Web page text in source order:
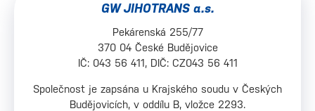
GW JIHOTRANS a.s.
Pekárenská 255/77
370 04 České Budějovice
IČ: 043 56 411, DIČ: CZ043 56 411
Společnost je zapsána u Krajského soudu v Českých
Budějovicích, v oddílu B, vložce 2293.